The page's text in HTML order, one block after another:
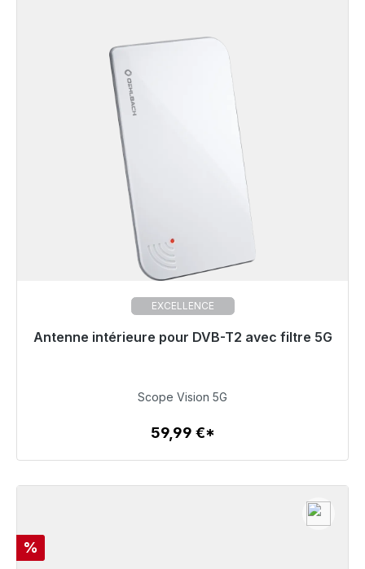
EXCELLENCE
Antenne intérieure pour DVB-T2 avec filtre 5G
Prêt à être expédié, délai de livraison 48h*
Détails
Scope Vision 5G
59,99 €*
Réduction
%